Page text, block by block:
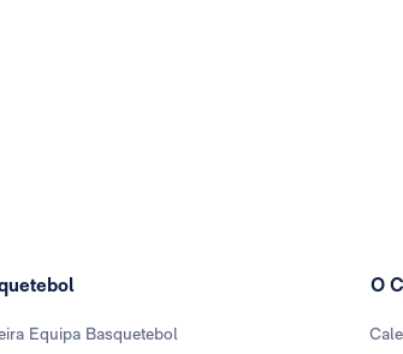
Equipa Basquetebol
O